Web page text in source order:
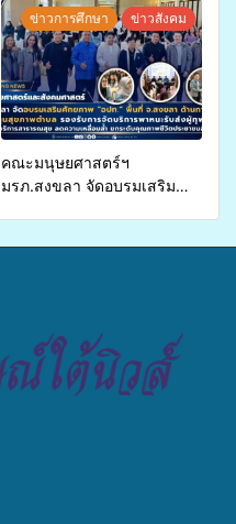
ประโยชน์จากสาหร่ายและ
เห็ดไมคอร์ไรซาสำหรับปลูกไม้
มีค่า-พืชเศรษฐกิจ”
ข่าวการศึกษา ข่าวสังคม
คณะมนุษยศาสตร์ฯ
มรภ.สงขลา จัดอบรมเสริม
ชีวิตประชาชนอย่างยั่งยืน